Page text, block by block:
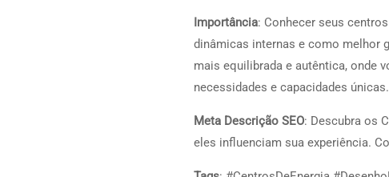
Importância: Conhecer seus
dinâmicas internas e como melhor
mais equilibrada e autêntica, onde
necessidades e capacidades únicas.
Meta Descrição SEO: Descubra os
eles influenciam sua experiência.